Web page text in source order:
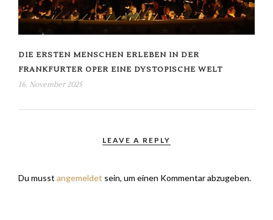
DIE ERSTEN MENSCHEN ERLEBEN IN DER
FRANKFURTER OPER EINE DYSTOPISCHE WELT
16. November 2025
LEAVE A REPLY
Du musst angemeldet sein, um einen Kommentar abzugeben.